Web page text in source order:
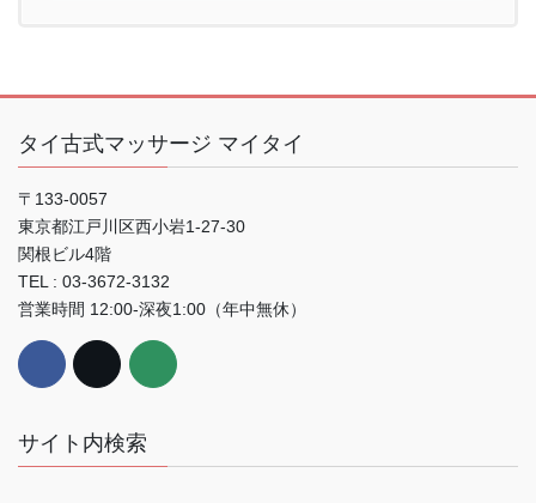
タイ古式マッサージ マイタイ
〒133-0057
東京都江戸川区西小岩1-27-30
関根ビル4階
TEL : 03-3672-3132
営業時間 12:00-深夜1:00（年中無休）
サイト内検索